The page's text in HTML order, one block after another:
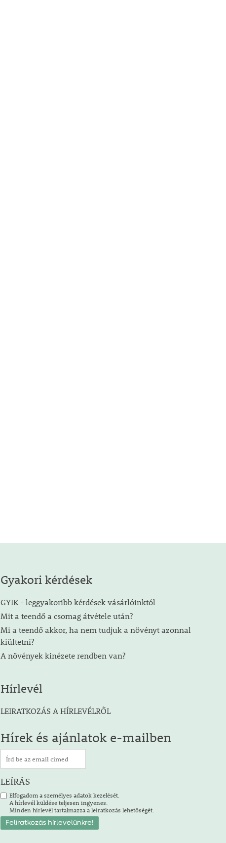
Gyakori kérdések
GYIK - leggyakoribb kérdések vásárlóinktól
Mit a teendő a csomag átvétele után?
Mi a teendő akkor, ha nem tudjuk a növényt azonnal
kiültetni?
A növények kinézete rendben van?
Hírlevél
LEIRATKOZÁS A HÍRLEVÉLRŐL
Hírek és ajánlatok e-mailben
LEÍRÁS
Elfogadom a személyes adatok kezelését.
A hírlevél küldése teljesen ingyenes.
Minden hírlevél tartalmazza a leiratkozás lehetőségét.